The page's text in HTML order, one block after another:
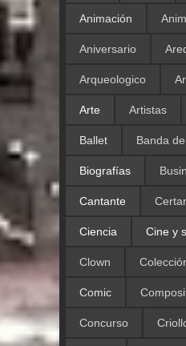
Animación
Aniversario
Arqueologico
Arte Artistas
Ballet Banda
Biografías
Cantante
Ciencia Cine y
Clown
Comic
Concurso